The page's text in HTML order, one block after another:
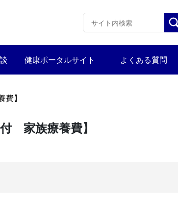
健康ポータルサイト よくある質問
】
家族療養費】